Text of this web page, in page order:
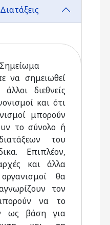
να σημειωθεί
διεθνείς
και ότι
μπορούν
το σύνολο ή
του
Επιπλέον,
και άλλα
θα
τον
να το
ως βάση για